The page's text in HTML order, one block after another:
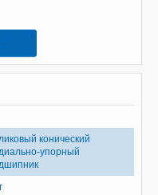
конический
упорный